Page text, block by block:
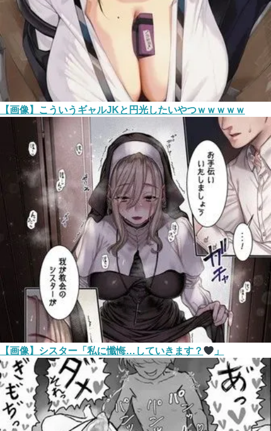
【画像】こういうギャルJKと円光したいやつｗｗｗｗｗ
【画像】シスター「私に懺悔…していきます？ 」